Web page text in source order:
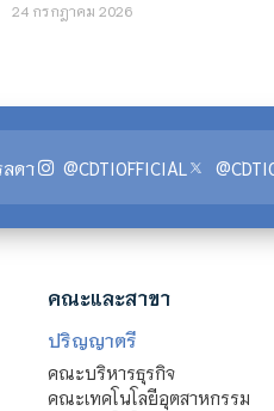
24 กรกฎาคม 2026
ดา @CDTIOFFICIAL
คณะและสาขา
ปริญญาตรี
คณะบริหารธุรกิจ
คณะเทคโนโลยีอุตสาหกรรม